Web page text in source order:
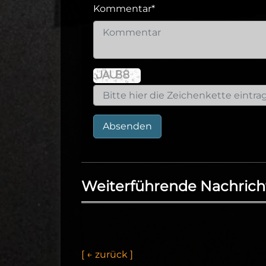
Kommentar*
Absenden
Weiterführende
[ ← zurüc k ]